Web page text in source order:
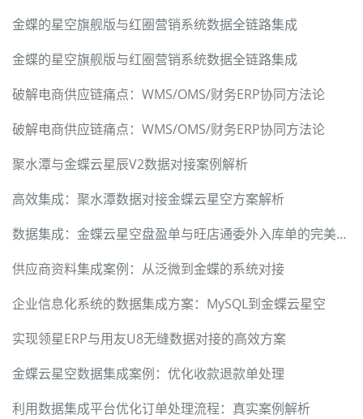
金蝶的星空旗舰版与红圈营销系统数据全链路集成
金蝶的星空旗舰版与红圈营销系统数据全链路集成
破解电商供应链痛点：WMS/OMS/财务ERP协同方法论
破解电商供应链痛点：WMS/OMS/财务ERP协同方法论
聚水潭与金蝶云星辰V2数据对接案例解析
高效集成：聚水潭数据对接金蝶云星空方案解析
数据集成：金蝶云星空盘盈单与旺店通委外入库单的完美对接
供应商资料集成案例：从泛微到金蝶的系统对接
企业信息化系统的数据集成方案：MySQL到金蝶云星空
实现领星ERP与用友U8无缝数据对接的高效方案
金蝶云星空数据集成案例：优化收款退款单处理
利用数据集成平台优化订单处理流程：真实案例解析